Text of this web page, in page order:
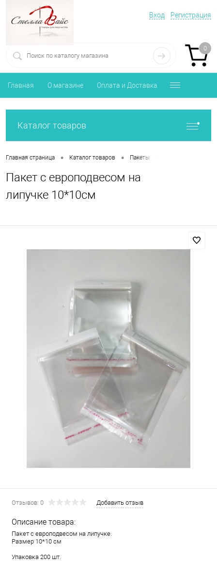
Вход Регистрация
0
Главная О магазине Оплата и Доставка
Каталог товаров
Главная страница • Каталог товаров • Пакеты
Пакет с европодвесом на
липучке 10*10см
Отзывов: 0 Добавить отзыв
Описание товара:
Пакет с европодвесом на липучке.
Размер 10*10 см
Упаковка 200 шт.